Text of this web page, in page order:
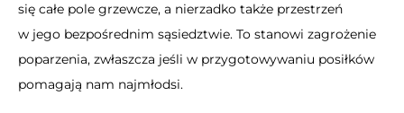
się całe pole grzewcze, a nierzadko także przestrzeń
w jego bezpośrednim sąsiedztwie. To stanowi zagrożenie
poparzenia, zwłaszcza jeśli w przygotowywaniu posiłków
pomagają nam najmłodsi.